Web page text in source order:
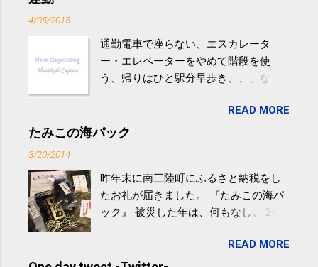
4/05/2015
通勤電車で座らない、エスカレータ
ー・エレベーターをやめて階段を使
う、帰りはひと駅分早歩き、、、など
やすい。 スポーツウェア・シューズで
するものだけが運動ではない。 食べ
けると改善する、との結果を筑波大の
研究チームが発表した。改善が期待で
きるのは、過度の飲酒が原因ではない
減らなくても効果があるという。 正田
READ MORE
たみこの海パック
3/20/2014
昨年末に南三陸町にふるさと納税をし
たお礼が届きました。 『たみこの海パ
ック』 被災した年は、何もなし。 2年
が『たみこの海パック』。 ボランティ
アや募金が苦手で、、、被災地の少し
READ MORE